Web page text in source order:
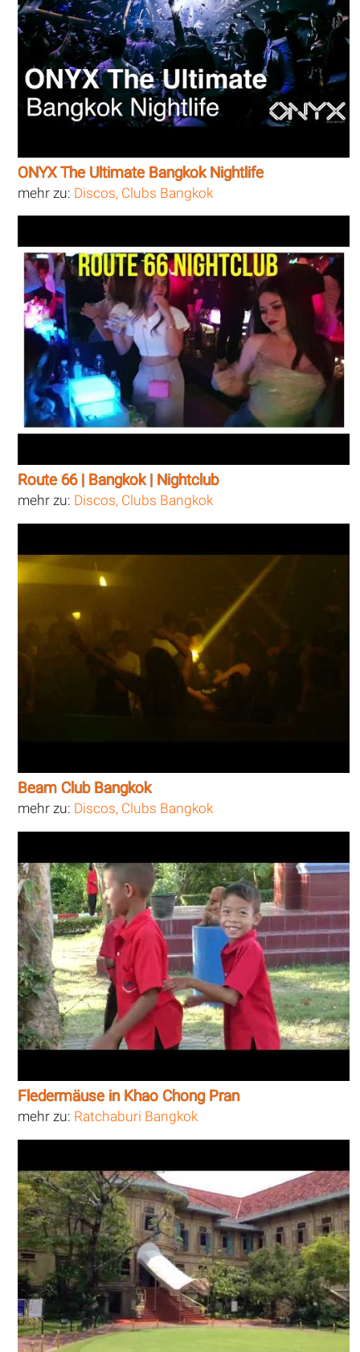
ONYX The Ultimate Bangkok Nightlife
mehr zu: Discos, Clubs Bangkok
Route 66 | Bangkok | Nightclub
mehr zu: Discos, Clubs Bangkok
Beam Club Bangkok
mehr zu: Discos, Clubs Bangkok
Fledermäuse in Khao Chong Pran
mehr zu: Ratchaburi Bangkok